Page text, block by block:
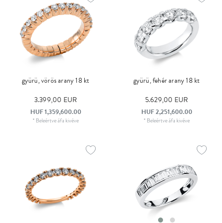
gyürü, vörös arany 18 kt
3.399,00 EUR
HUF 1,359,600.00
* Beleértve áfa kivéve
gyürü, fehér arany 18 kt
5.629,00 EUR
HUF 2,251,600.00
* Beleértve áfa kivéve